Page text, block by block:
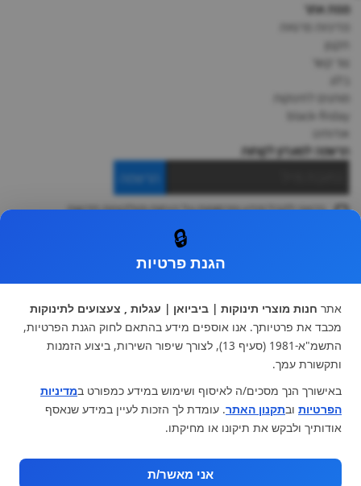
מפת אתר
צור קשר
מותגים לתינוקות
black-friday
אודותינו
הרשמה למועדון לקוחות
הרשמה
ברצוני לקבל מידע ופרסומות על הנחות וקולקציות חדשות
עגלות וטיולונים
כיסא בטיחות ואביזרים
ריהוט לתינוקות
מצעים למיטת תינוק וטקסטיל
צעצועי ילדים
על גלגלים
הנקה והאכלה
מוצרי אמבטיה
מוזמנים לבקר אותנו:
🔒
הגנת פרטיות
אתר חנות מוצרי תינוקות | ביביואן | עגלות , צעצועים לתינוקות
מכבד את פרטיותך. אנו אוספים מידע בהתאם לחוק הגנת הפרטיות,
התשמ"א-1981 (סעיף 13), לצורך שיפור השירות, ביצוע הזמנות
ותקשורת עמך.
באישורך הנך מסכים/ה לאיסוף ושימוש במידע כמפורט במדיניות
הפרטיות ובתקנון האתר. עומדת לך הזכות לעיין במידע שנאסף
אודותיך ולבקש את תיקונו או מחיקתו.
אני מאשר/ת